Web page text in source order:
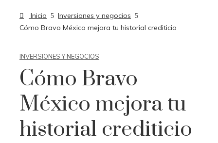
Inicio
Inversiones y negocios
Cómo Bravo México mejora tu historial crediticio
INVERSIONES Y NEGOCIOS
Cómo Bravo
México mejora tu
historial crediticio